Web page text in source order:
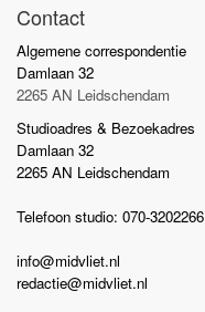
Contact
Algemene correspondentie
Damlaan 32
2265 AN Leidschendam
Studioadres & Bezoekadres
Damlaan 32
2265 AN Leidschendam
Telefoon studio: 070-3202266
info@midvliet.nl
redactie@midvliet.nl